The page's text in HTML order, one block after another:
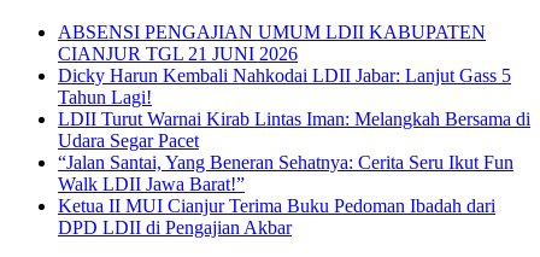
ABSENSI PENGAJIAN UMUM LDII KABUPATEN
CIANJUR TGL 21 JUNI 2026
Dicky Harun Kembali Nahkodai LDII Jabar: Lanjut Gass 5
Tahun Lagi!
LDII Turut Warnai Kirab Lintas Iman: Melangkah Bersama di
Udara Segar Pacet
“Jalan Santai, Yang Beneran Sehatnya: Cerita Seru Ikut Fun
Walk LDII Jawa Barat!”
Ketua II MUI Cianjur Terima Buku Pedoman Ibadah dari
DPD LDII di Pengajian Akbar